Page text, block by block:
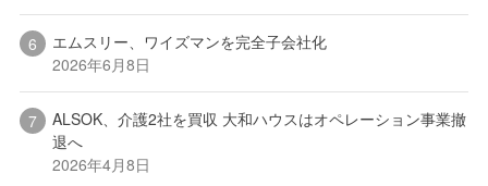
エムスリー、ワイズマンを完全子会社化
2026年6月8日
ALSOK、介護2社を買収 大和ハウスはオペレーション事業撤
退へ
2026年4月8日